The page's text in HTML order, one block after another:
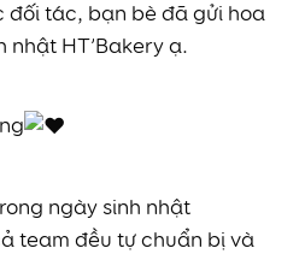
đối tác, bạn bè đã gửi hoa
nhật HT’Bakery ạ.
ngày sinh nhật
team đều tự chuẩn bị và